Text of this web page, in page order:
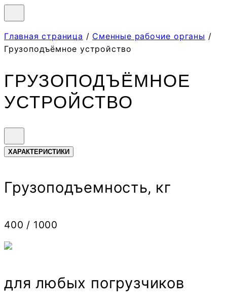
Главная страница / Сменные рабочие органы /
Грузоподъёмное устройство
ГРУЗОПОДЪЁМНОЕ
УСТРОЙСТВО
ХАРАКТЕРИСТИКИ
Грузоподъемность‚ кг
400 / 1000
для любых погрузчиков